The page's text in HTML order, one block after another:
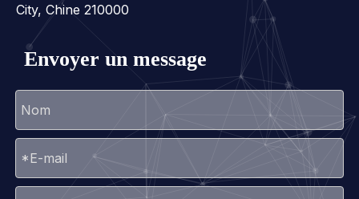
City, Chine 210000
Envoyer un message